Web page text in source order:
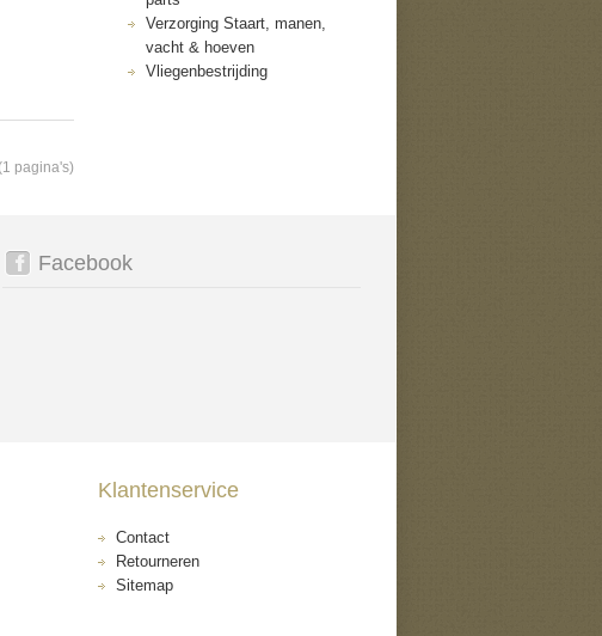
pagina's)
Verzorging Staart, manen,
vacht & hoeven
Vliegenbestrijding
Facebook
Klantenservice
Contact
Retourneren
Sitemap